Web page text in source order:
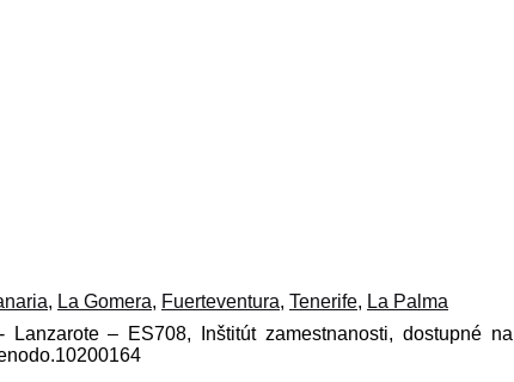
, La Gomera, Fuerteventura, Tenerife, La Palma
– ES708, Inštitút zamestnanosti, dostupné na